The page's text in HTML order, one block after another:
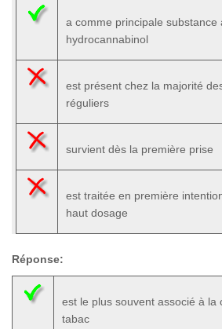
a comme principale substance
hydrocannabinol
est présent chez la majorité
réguliers
survient dès la première prise
est traitée en première
haut dosage
Réponse:
est le plus souvent associé à la
tabac